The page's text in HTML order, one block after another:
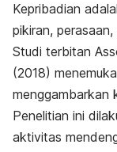
Kepribadian
pikiran,
Studi terbitan
(2018)
menggambarkan
Penelitian ini
aktivitas